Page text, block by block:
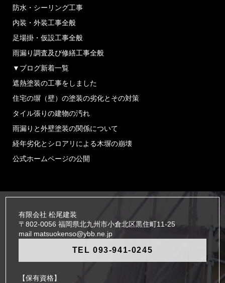
防水・シーリング工事
内装・外装工事全般
足場掛・仮設工事全般
雨漏り調査及び修繕工事全般
▼ブログ新着一覧
遮熱塗装の工事をしました
住宅の塀（壁）の塗装の劣化とその対策
タイル張りの建物の汚れ
雨漏りと外壁塗装の関係について
経年劣化とシロアリによる木塀の崩壊
公式ホームページの公開
有限会社 松尾建装
〒802-0056 福岡県北九州市小倉北区黒住町11-25
mail matsuokenso@ybb.ne.jp
TEL 093-941-0245
【保有資格】